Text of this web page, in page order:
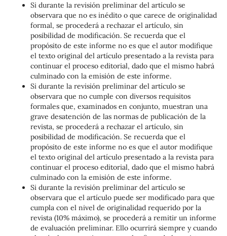
Si durante la revisión preliminar del artículo se
observara que no es inédito o que carece de originalidad
formal, se procederá a rechazar el artículo, sin
posibilidad de modificación. Se recuerda que el
propósito de este informe no es que el autor modifique
el texto original del artículo presentado a la revista para
continuar el proceso editorial, dado que el mismo habrá
culminado con la emisión de este informe.
Si durante la revisión preliminar del artículo se
observara que no cumple con diversos requisitos
formales que, examinados en conjunto, muestran una
grave desatención de las normas de publicación de la
revista, se procederá a rechazar el artículo, sin
posibilidad de modificación. Se recuerda que el
propósito de este informe no es que el autor modifique
el texto original del artículo presentado a la revista para
continuar el proceso editorial, dado que el mismo habrá
culminado con la emisión de este informe.
Si durante la revisión preliminar del artículo se
observara que el artículo puede ser modificado para que
cumpla con el nivel de originalidad requerido por la
revista (10% máximo), se procederá a remitir un informe
de evaluación preliminar. Ello ocurrirá siempre y cuando